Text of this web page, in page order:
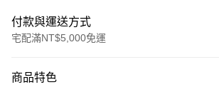
付款與運送方式
宅配滿NT$5,000免運
信用卡一次付款
商品特色